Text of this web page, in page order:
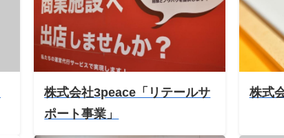
株式会社3peace「リテールサ
ポート事業」
株式